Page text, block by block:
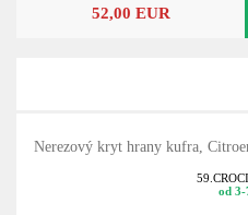
52,00 EUR
Nerezový kryt hrany kufra,
od 3-